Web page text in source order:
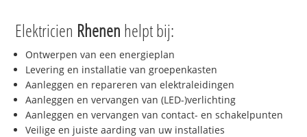
Elektricien Rhenen helpt bij:
Ontwerpen van een energieplan
Levering en installatie van groepenkasten
Aanleggen en repareren van elektraleidingen
Aanleggen en vervangen van (LED-)verlichting
Aanleggen en vervangen van contact- en schakelpunten
Veilige en juiste aarding van uw installaties